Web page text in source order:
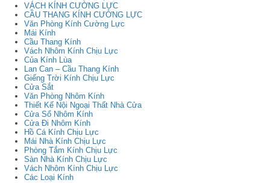
VÁCH KÍNH CƯỜNG LỰC
CẦU THANG KÍNH CƯỜNG LỰC
Văn Phòng Kính Cường Lực
Mái Kính
Cầu Thang Kính
Vách Nhôm Kính Chịu Lực
Của Kính Lùa
Lan Can – Cầu Thang Kính
Giếng Trời Kính Chịu Lực
Cửa Sắt
Văn Phòng Nhôm Kính
Thiết Kế Nội Ngoại Thất Nhà Cửa
Cửa Sổ Nhôm Kính
Cửa Đi Nhôm Kính
Hồ Cá Kính Chịu Lực
Mái Nhà Kính Chịu Lực
Phòng Tắm Kính Chịu Lực
Sàn Nhà Kính Chịu Lực
Vách Nhôm Kính Chịu Lực
Các Loại Kính